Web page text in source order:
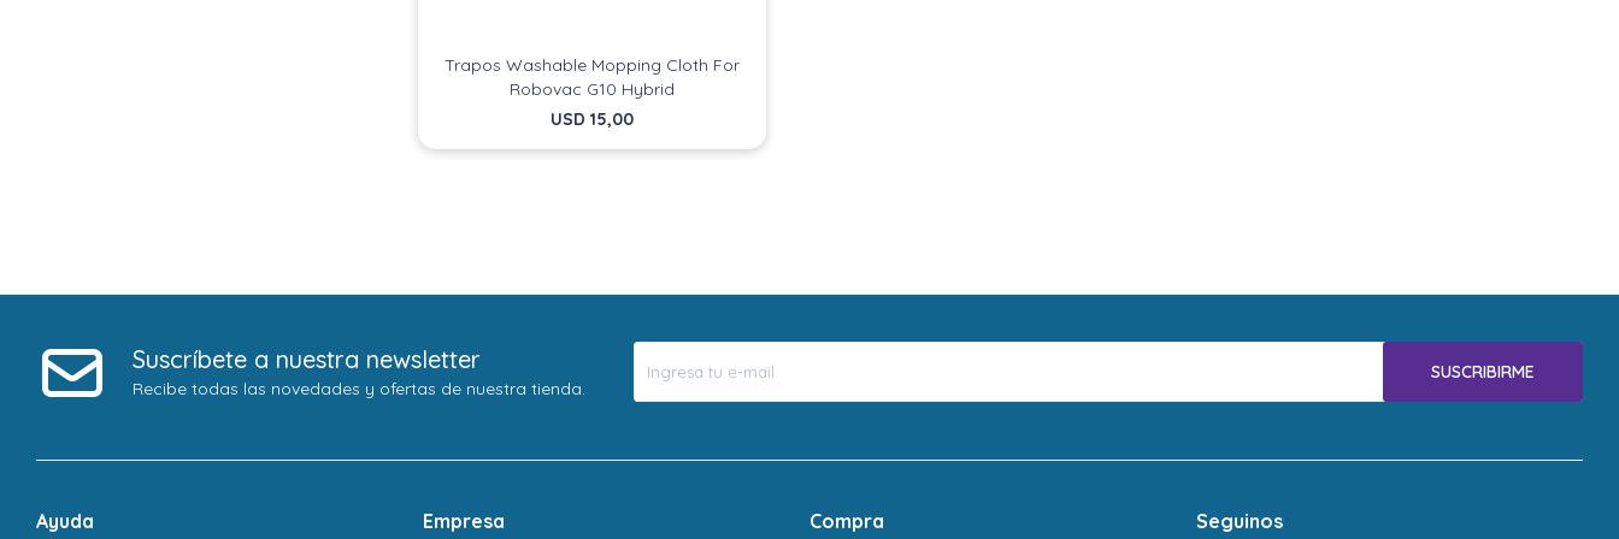
Trapos Washable Mopping Cloth For
Robovac G10 Hybrid
USD 15,00
Suscríbete a nuestra newsletter
Recibe todas las novedades y ofertas de nuestra tienda.
SUSCRIBIRME
Ayuda Empresa Compra Seguinos